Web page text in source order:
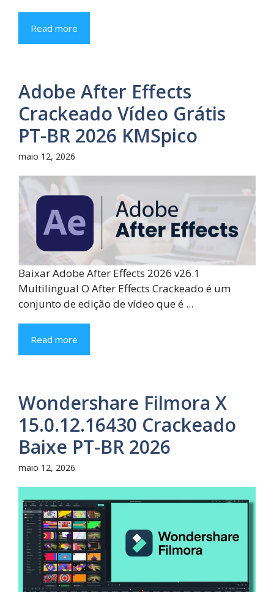
Read more
Adobe After Effects
Crackeado Vídeo Grátis
PT-BR 2026 KMSpico
maio 12, 2026
Baixar Adobe After Effects 2026 v26.1
Multilingual O After Effects Crackeado é um
conjunto de edição de vídeo que é ...
Read more
Wondershare Filmora X
15.0.12.16430 Crackeado
Baixe PT-BR 2026
maio 12, 2026